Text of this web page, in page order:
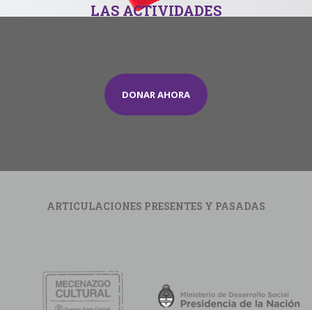
LAS ACTIVIDADES
DONAR AHORA
ARTICULACIONES PRESENTES Y PASADAS